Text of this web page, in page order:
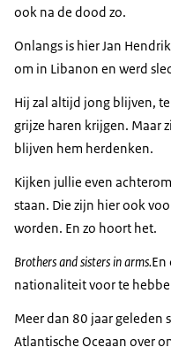
ook na de dood zo.
Onlangs is hier Jan
om in Libanon en werd
Hij zal altijd jong blijven,
grijze haren krijgen. Maar
blijven hem herdenken.
Kijken jullie even
staan. Die zijn hier ook
worden. En zo hoort het.
Brothers and sisters in arms.En
nationaliteit voor te
Meer dan 80 jaar geleden
Atlantische Oceaan over